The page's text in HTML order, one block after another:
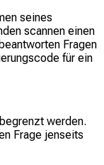
seines
scannen einen
Fragen
für ein
werden.
Frage jenseits